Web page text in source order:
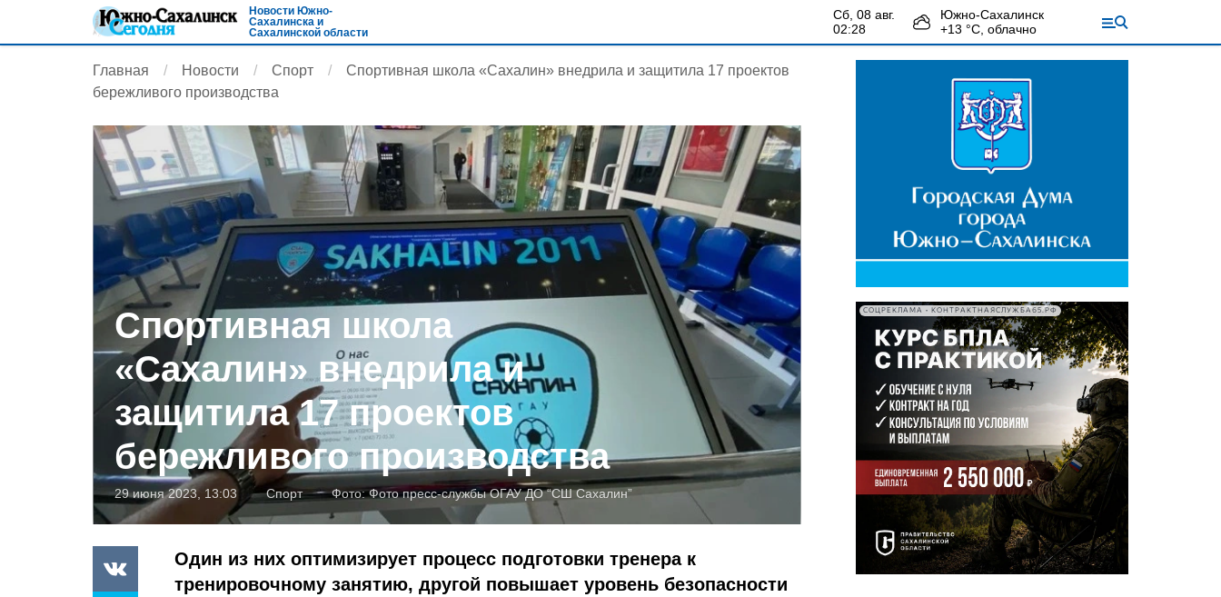
Новости Южно-
Сахалинска и
Сахалинской области
сб, 08 авг.
02:28
Южно-Сахалинск
+13 °С, облачно
Главная Новости Спорт
Спортивная школа «Сахалин» внедрила и защитила 17 проектов
бережливого производства
Спортивная школа
«Сахалин» внедрила и
защитила 17 проектов
бережливого производства
29 июня 2023, 13:03 Спорт Фото:Фото пресс-службы ОГАУ ДО “СШ Сахалин”
Один из них оптимизирует процесс подготовки тренера к
тренировочному занятию, другой повышает уровень безопасности
СОЦРЕКЛАМА • КОНТРАКТНАЯСЛУЖБА65.РФ